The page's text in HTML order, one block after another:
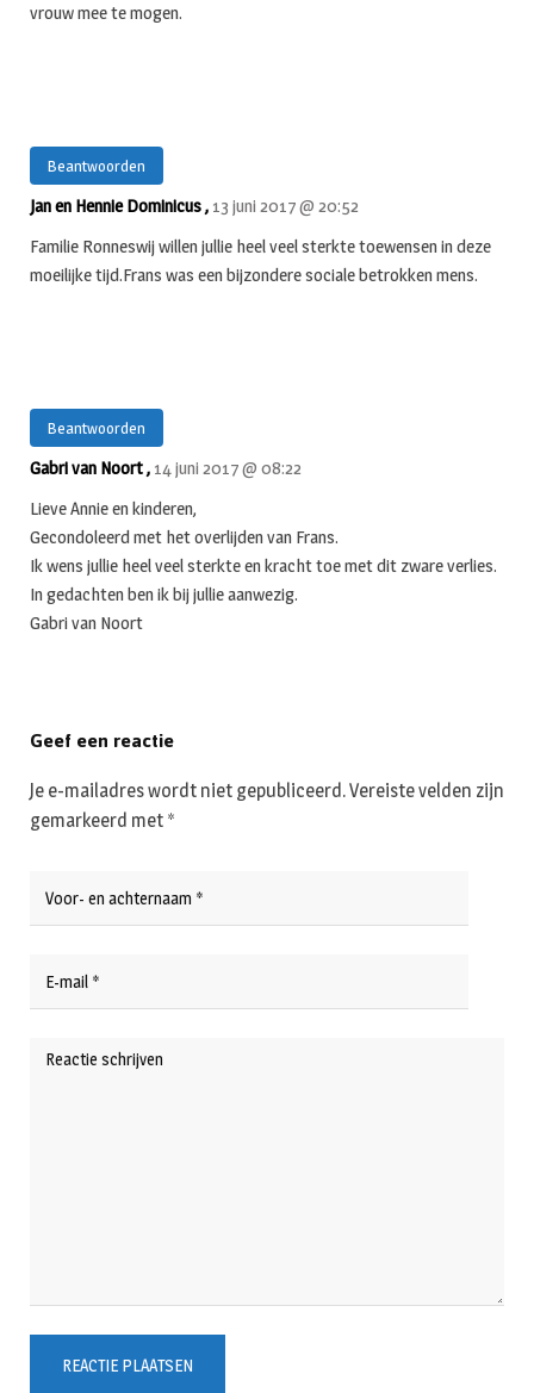
vrouw mee te mogen.
Beantwoorden
Jan en Hennie Dominicus , 13 juni 2017 @ 20:52
Familie Ronneswij willen jullie heel veel sterkte toewensen in deze
moeilijke tijd.Frans was een bijzondere sociale betrokken mens.
Beantwoorden
Gabri van Noort , 14 juni 2017 @ 08:22
Lieve Annie en kinderen,
Gecondoleerd met het overlijden van Frans.
Ik wens jullie heel veel sterkte en kracht toe met dit zware verlies.
In gedachten ben ik bij jullie aanwezig.
Gabri van Noort
Geef een reactie
Je e-mailadres wordt niet gepubliceerd.Vereiste velden zijn
gemarkeerd met *